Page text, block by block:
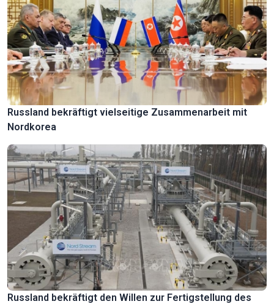
Russland bekräftigt vielseitige Zusammenarbeit mit
Nordkorea
Russland bekräftigt den Willen zur Fertigstellung des